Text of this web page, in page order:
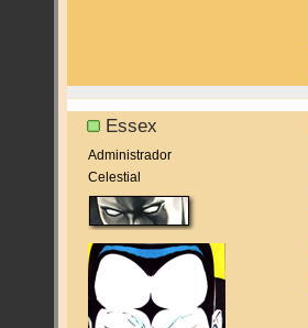
Essex
Administrador
Celestial